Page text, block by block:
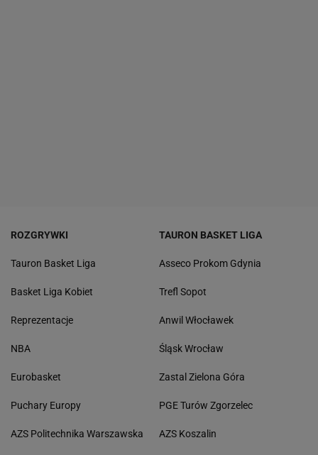
ROZGRYWKI
Tauron Basket Liga
Basket Liga Kobiet
Reprezentacje
NBA
Eurobasket
Puchary Europy
AZS Politechnika Warszawska
TAURON BASKET LIGA
Asseco Prokom Gdynia
Trefl Sopot
Anwil Włocławek
Śląsk Wrocław
Zastal Zielona Góra
PGE Turów Zgorzelec
AZS Koszalin